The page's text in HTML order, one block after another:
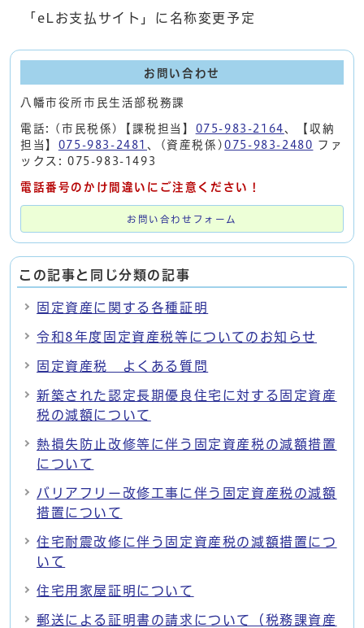
「eLお支払サイト」に名称変更予定
お問い合わせ
八幡市役所市民生活部税務課
電話: (市民税係)【課税担当】 075-983-2164 、【収納
担当】 075-983-2481 、(資産税係)075-983-2480 ファ
ックス: 075-983-1493
電話番号のかけ間違いにご注意ください！
お問い合わせフォーム
この記事と同じ分類の記事
固定資産に関する各種証明
令和8年度固定資産税等についてのお知らせ
固定資産税 よくある質問
新築された認定長期優良住宅に対する固定資産
税の減額について
熱損失防止改修等に伴う固定資産税の減額措置
について
バリアフリー改修工事に伴う固定資産税の減額
措置について
住宅耐震改修に伴う固定資産税の減額措置につ
いて
住宅用家屋証明について
郵送による証明書の請求について（税務課資産